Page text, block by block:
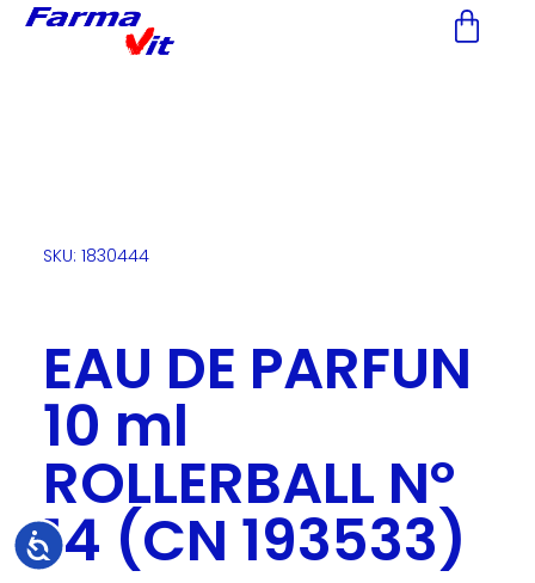
Nota:
accesibilidad.
Accesibilidad
SKU: 1830444
EAU DE PARFUN
10 ml
ROLLERBALL Nº
14 (CN 193533)